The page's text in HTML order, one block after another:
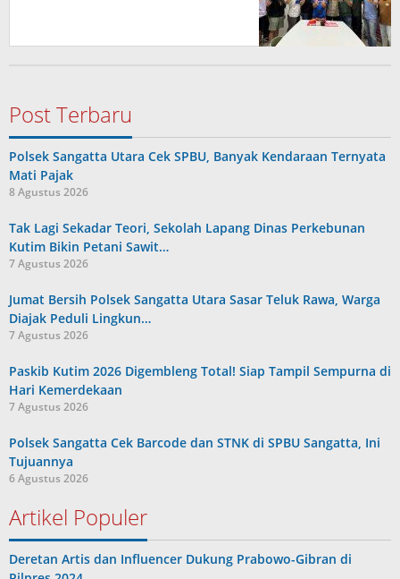
Post Terbaru
Polsek Sangatta Utara Cek SPBU, Banyak Kendaraan Ternyata
Mati Pajak
8 Agustus 2026
Tak Lagi Sekadar Teori, Sekolah Lapang Dinas Perkebunan
Kutim Bikin Petani Sawit…
7 Agustus 2026
Jumat Bersih Polsek Sangatta Utara Sasar Teluk Rawa, Warga
Diajak Peduli Lingkun…
7 Agustus 2026
Paskib Kutim 2026 Digembleng Total! Siap Tampil Sempurna di
Hari Kemerdekaan
7 Agustus 2026
Polsek Sangatta Cek Barcode dan STNK di SPBU Sangatta, Ini
Tujuannya
6 Agustus 2026
Artikel Populer
Deretan Artis dan Influencer Dukung Prabowo-Gibran di